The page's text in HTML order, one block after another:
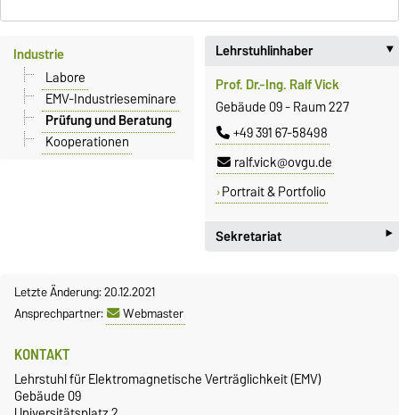
Lehrstuhlinhaber
Prof. Dr.-Ing. Ralf Vick
Gebäude 09 - Raum 227
+49 391 67-58498
ralf.vick@ovgu.de
Portrait & Portfolio
Sekretariat ‣
Industrie
Labore
EMV-Industrieseminare
Prüfung und Beratung
Kooperationen
Letzte Änderung: 20.12.2021
Ansprechpartner:
Webmaster
KONTAKT
Lehrstuhl für Elektromagnetische Verträglichkeit (EMV)
Gebäude 09